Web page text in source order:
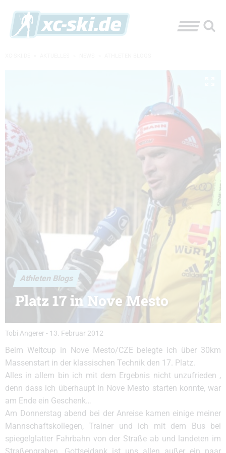
Athleten Blogs
Platz 17 in Nove Mesto
Tobi Angerer - 13. Februar 2012
Beim Weltcup in Nove Mesto/CZE belegte ich über 30km
Massenstart in der klassischen Technik den 17. Platz.
Alles in allem bin ich mit dem Ergebnis nicht unzufrieden ,
denn dass ich überhaupt in Nove Mesto starten konnte, war
am Ende ein Geschenk…
Am Donnerstag abend bei der Anreise kamen einige meiner
Mannschaftskollegen, Trainer und ich mit dem Bus bei
spiegelglatter Fahrbahn von der Straße ab und landeten im